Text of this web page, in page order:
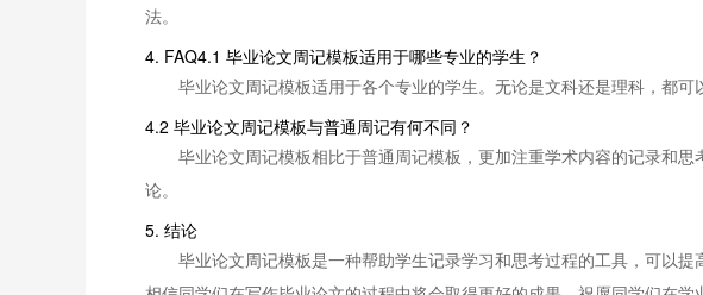
法。
4. FAQ4.1 毕业论文周记模板适用于哪些专业的学生？
毕业论文周记模板适用于各个专业的学生。无论是文科还是理科，都可
4.2 毕业论文周记模板与普通周记有何不同？
毕业论文周记模板相比于普通周记模板，更加注重学术内容的记录和
论。
5. 结论
毕业论文周记模板是一种帮助学生记录学习和思考过程的工具，可以